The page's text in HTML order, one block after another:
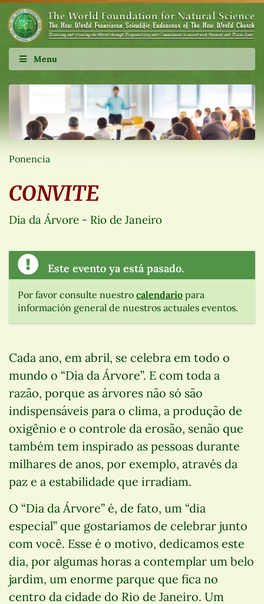
Menu
Ponencia
CONVITE
Dia da Árvore - Rio de Janeiro
Este evento ya está pasado.
Por favor consulte nuestro calendario para
información general de nuestros actuales eventos.
Cada ano, em abril, se celebra em todo o
mundo o “Dia da Árvore”. E com toda a
razão, porque as árvores não só são
indispensáveis para o clima, a produção de
oxigênio e o controle da erosão, senão que
também tem inspirado as pessoas durante
milhares de anos, por exemplo, através da
paz e a estabilidade que irradiam.
O “Dia da Árvore” é, de fato, um “dia
especial” que gostaríamos de celebrar junto
com você. Esse é o motivo, dedicamos este
dia, por algumas horas a contemplar um belo
jardim, um enorme parque que fica no
centro da cidade do Rio de Janeiro. Um